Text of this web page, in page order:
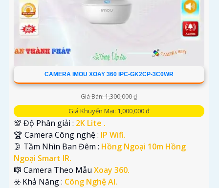
CAMERA IMOU XOAY 360 IPC-GK2CP-3C0WR
Giá Bán: 1,300,000 ₫
Giá Khuyến Mại: 1,000,000 ₫
💯 Độ Phân giải : 2K Lite .
🏆 Camera Công nghệ : IP Wifi.
🌛 Tầm Nhìn Ban Đêm : Hồng Ngoại 10m Hồng
Ngoại Smart IR.
🎼️ Camera Theo Mẫu Xoay 360.
️☣️ Khả Năng : Công Nghệ AI.